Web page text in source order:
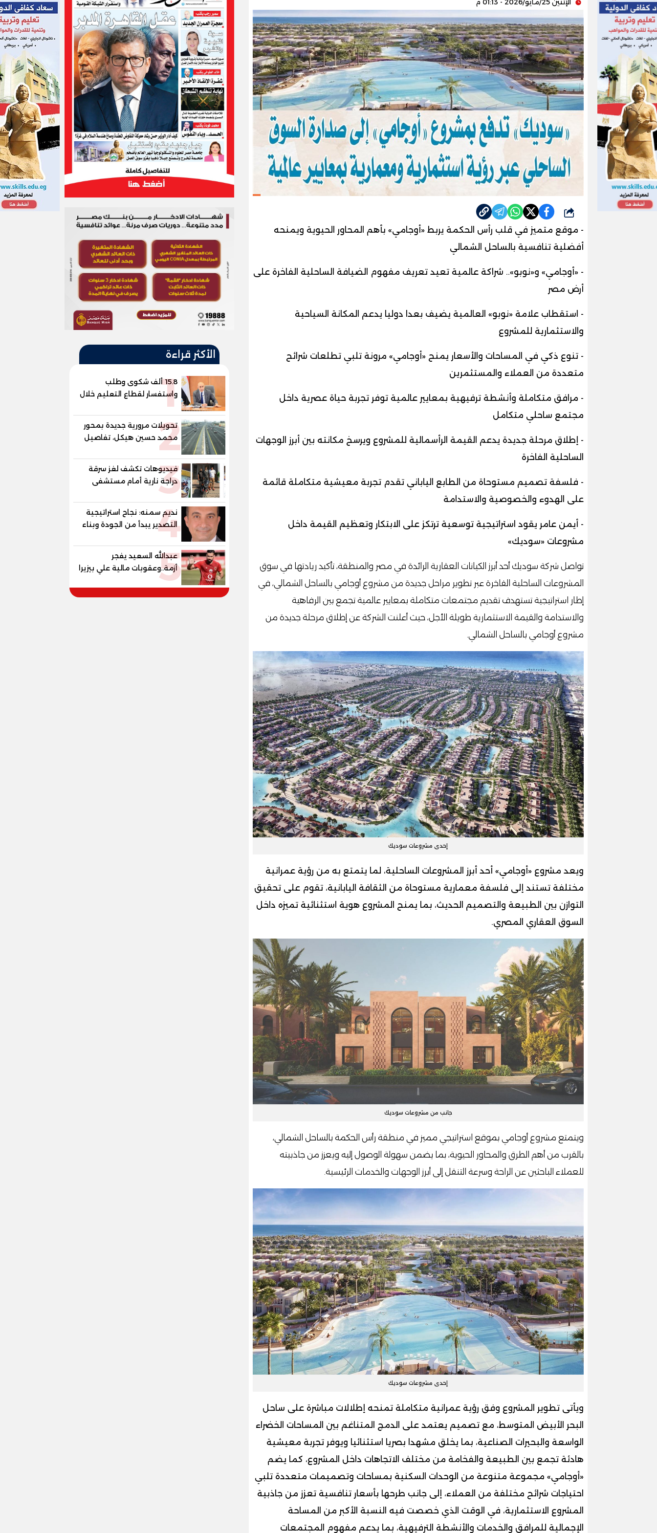
الإثنين 25/مايو/2026 - 01:13 م
شارك
- موقع متميز في قلب رأس الحكمة يربط «أوجامي» بأهم المحاور الحيوية ويمنحه
أفضلية تنافسية بالساحل الشمالي
- «أوجامي» و«نوبو».. شراكة عالمية تعيد تعريف مفهوم الضيافة الساحلية الفاخرة على
أرض مصر
- استقطاب علامة «نوبو» العالمية يضيف بعدا دوليا يدعم المكانة السياحية
والاستثمارية للمشروع
- تنوع ذكي في المساحات والأسعار يمنح «أوجامي» مرونة تلبي تطلعات شرائح
متعددة من العملاء والمستثمرين
- مرافق متكاملة وأنشطة ترفيهية بمعايير عالمية توفر تجربة حياة عصرية داخل
مجتمع ساحلي متكامل
- إطلاق مرحلة جديدة يدعم القيمة الرأسمالية للمشروع ويرسخ مكانته بين أبرز الوجهات
الساحلية الفاخرة
- فلسفة تصميم مستوحاة من الطابع الياباني تقدم تجربة معيشية متكاملة قائمة
على الهدوء والخصوصية والاستدامة
- أيمن عامر يقود استراتيجية توسعية ترتكز على الابتكار وتعظيم القيمة داخل
مشروعات «سوديك»
تواصل شركة سوديك أحد أبرز الكيانات العقارية الرائدة في مصر والمنطقة، تأكيد ريادتها في سوق
المشروعات الساحلية الفاخرة عبر تطوير مراحل جديدة من مشروع أوجامي بالساحل الشمالي، في
إطار استراتيجية تستهدف تقديم مجتمعات متكاملة بمعايير عالمية تجمع بين الرفاهية
والاستدامة والقيمة الاستثمارية طويلة الأجل، حيث أعلنت الشركة عن إطلاق مرحلة جديدة من
مشروع أوجامي بالساحل الشمالي.
إحدى مشروعات سوديك
ويعد مشروع «أوجامي» أحد أبرز المشروعات الساحلية، لما يتمتع به من رؤية عمرانية
مختلفة تستند إلى فلسفة معمارية مستوحاة من الثقافة اليابانية، تقوم على تحقيق
التوازن بين الطبيعة والتصميم الحديث، بما يمنح المشروع هوية استثنائية تميزه داخل
السوق العقاري المصري.
جانب من مشروعات سوديك
ويتمتع مشروع أوجامي بموقع استراتيجي مميز في منطقة رأس الحكمة بالساحل الشمالي،
بالقرب من أهم الطرق والمحاور الحيوية، بما يضمن سهولة الوصول إليه ويعزز من جاذبيته
للعملاء الباحثين عن الراحة وسرعة التنقل إلى أبرز الوجهات والخدمات الرئيسية.
إحدى مشروعات سوديك
ويأتى تطوير المشروع وفق رؤية عمرانية متكاملة تمنحه إطلالات مباشرة على ساحل
البحر الأبيض المتوسط، مع تصميم يعتمد على الدمج المتناغم بين المساحات الخضراء
الواسعة والبحيرات الصناعية، بما يخلق مشهدا بصريا استثنائيا ويوفر تجربة معيشية
هادئة تجمع بين الطبيعة والفخامة من مختلف الاتجاهات داخل المشروع، كما يضم
«أوجامي» مجموعة متنوعة من الوحدات السكنية بمساحات وتصميمات متعددة تلبي
احتياجات شرائح مختلفة من العملاء، إلى جانب طرحها بأسعار تنافسية تعزز من جاذبية
المشروع الاستثمارية، في الوقت الذي خصصت فيه النسبة الأكبر من المساحة
الإجمالية للمرافق والخدمات والأنشطة الترفيهية، بما يدعم مفهوم المجتمعات
الأكثر قراءة
115.8 ألف شكوى وطلب
واستفسار لقطاع التعليم خلال
يوليو.. استجابة فعالة لشكاوى
الطلاب وأولياء الأمور
2
تحويلات مرورية جديدة بمحور
محمد حسين هيكل، تفاصيل
الغلق على مرحلتين
3
فيديوهات تكشف لغز سرقة
دراجة نارية أمام مستشفى
بمدينة نصر
4
نديم سمنه: نجاح استراتيجية
التصدير يبدأ من الجودة وبناء
الثقة في شعار "صنع في
مصر"
5
عبدالله السعيد يفجر
أزمة..وعقوبات مالية علي بيزيرا
وبانزا